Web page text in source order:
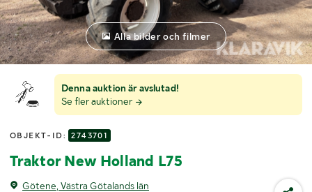
Denna auktion är avslutad!
Se fler auktioner
OBJEKT-ID: 2743701
Traktor New Holland L75
Götene, Västra Götalands län
Alla bilder och filmer